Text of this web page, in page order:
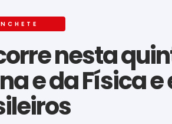
nesta
e da Física